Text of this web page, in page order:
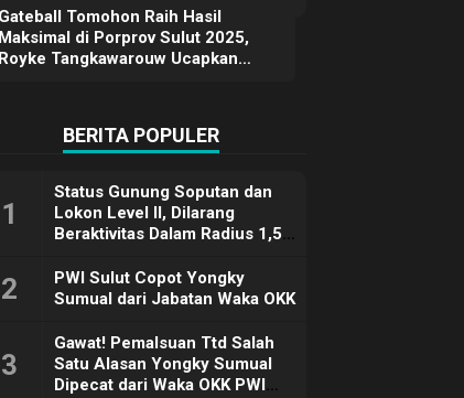
Gateball Tomohon Raih Hasil
Maksimal di Porprov Sulut 2025,
Royke Tangkawarouw Ucapkan
BERITA POPULER
1
Status Gunung Soputan dan
Lokon Level II, Dilarang
Beraktivitas Dalam Radius 1,5
2
PWI Sulut Copot Yongky
Sumual dari Jabatan Waka OKK
3
Gawat! Pemalsuan Ttd Salah
Satu Alasan Yongky Sumual
Dipecat dari Waka OKK PWI